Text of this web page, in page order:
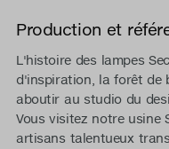
Production et
L'histoire des lampes
d'inspiration, la forêt de
aboutir au studio du
Vous visitez notre usine
artisans talentueux